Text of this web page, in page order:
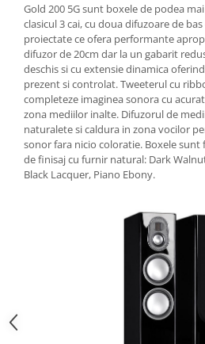
Gold 200 5G sunt boxele de podea
clasicul 3 cai, cu doua difuzoare de
proiectate ce ofera performante
difuzor de 20cm dar la un gabarit
deschis si cu extensie dinamica
prezent si controlat. Tweeterul cu
completeze imaginea sonora cu
zona mediilor inalte. Difuzorul de
naturalete si caldura in zona vocilor
sonor fara nicio coloratie. Boxele
de finisaj cu furnir natural: Dark
Black Lacquer, Piano Ebony.